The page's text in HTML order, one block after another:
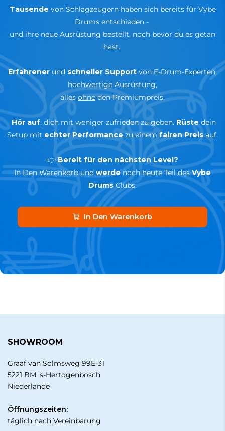
Tausende von Schlagzeugern haben sich bereits für Vybe
Drums entschieden -
und ihre neue Ausrüstung bestellt, noch bevor du es getan
hast.
Erfahrener und schneller Support von E-Drum-Experten,
hochwertige Ausrüstung,
alles ohneden Premiumpreis.
Hör auf, dich mit weniger zufrieden zu geben. Rüstedein
Setup mit echter Performancezu einemfairen Preisauf.
👉 Bereit für den nächsten Level?
In Den Warenkorb und werdenoch heute Teil desVybe
DrumsClubs.
In Den Warenkorb
SHOWROOM
Graaf van Solmsweg 99E-31
5221 BM 's-Hertogenbosch
Niederlande
Öffnungszeiten:
täglich nach Vereinbarung